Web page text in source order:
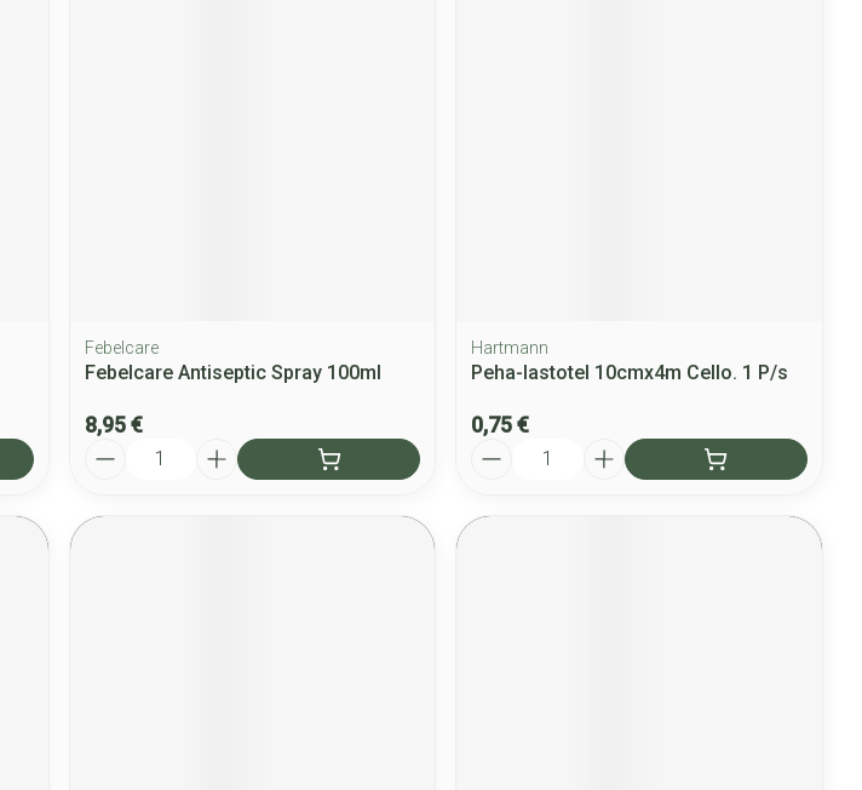
Febelcare
Febelcare Antiseptic Spray 100ml
8,95 €
Quantité
Hartmann
Peha-lastotel 10cmx4m Cello. 1 P/s
0,75 €
Quantité